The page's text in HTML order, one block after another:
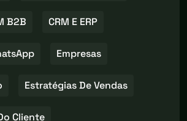
B2B CRM E ERP
Empresas
Estratégias De Vendas
Cliente